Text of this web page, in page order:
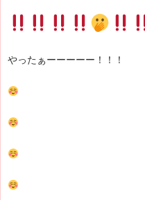
やったぁーーーーー！！！